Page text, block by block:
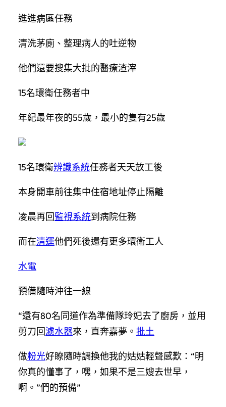
進進病區任務
清洗茅廁、整理病人的吐逆物
他們還要搜集大批的醫療渣滓
15名環衛任務者中
年紀最年夜的55歲，最小的隻有25歲
15名環衛辨識系統任務者天天放工後
本身開車前往集中住宿地址停止隔離
凌晨再回監視系統到病院任務
而在清運他們死後還有更多環衛工人
水電
預備隨時沖往一線
“還有80名同道作為準備隊玲妃去了廚房，並用
剪刀回濾水器來，直奔嘉夢。 批土
做粉光好瞭隨時調換他我的姑姑輕聲感歎：“明
你真的懂事了，嘿，如果不是三嫂去世早，
啊。”們的預備”